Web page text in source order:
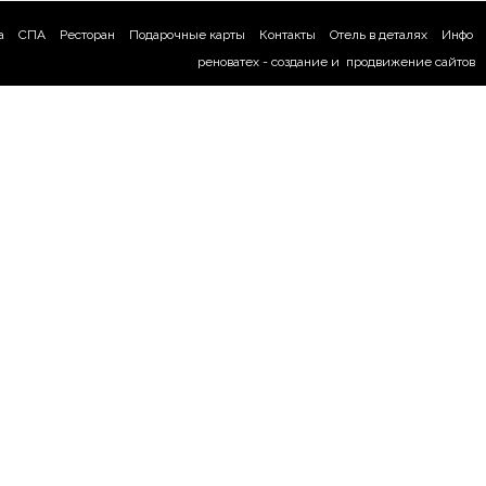
СПА Ресторан Подарочные карты Контакты Отель в деталях
Инфо
реноватех - создание и продвижение сайтов